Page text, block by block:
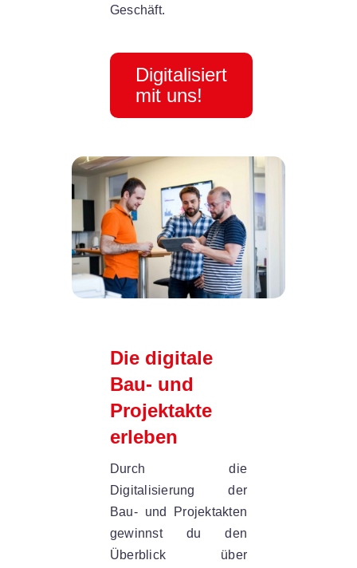
Die digitale
Bau- und
Projektakte
erleben
Durch die
Digitalisierung der
Bau- und Projektakten
gewinnst du den
Überblick über
Geschäft.
Digitalisiert
mit uns!